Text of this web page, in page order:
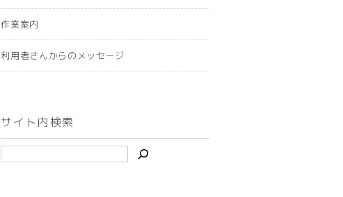
作業案内
利用者さんからのメッセージ
サイト内検索